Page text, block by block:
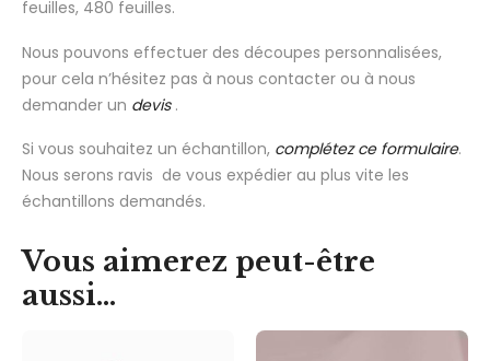
feuilles, 480 feuilles.
Nous pouvons effectuer des découpes personnalisées,
pour cela n’hésitez pas à nous contacter ou à nous
demander un devis.
Si vous souhaitez un échantillon, complétez ce formulaire.
Nous serons ravis de vous expédier au plus vite les
échantillons demandés.
Vous aimerez peut-être
aussi…